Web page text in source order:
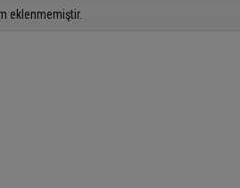
eklenmemiştir.